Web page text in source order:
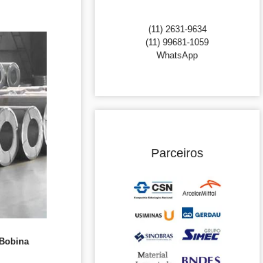
(11) 2631-9634
(11) 99681-1059
WhatsApp
Parceiros